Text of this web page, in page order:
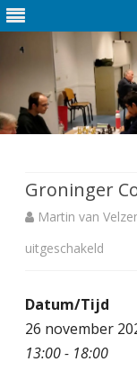
Groninger
Martin van
uitgeschakeld
o
Datum/Tijd
26 november
13:00 - 18:00